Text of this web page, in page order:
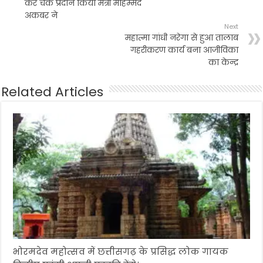
कर चेक प्रदान किया मंत्री मोहम्मद
अकबर ने
Next
महात्मा गांधी नरेगा से हुआ तालाब
गहरीकरण कार्य बना आजीविका
का केन्द्र
Related Articles
भोरमदेव महोत्सव में छत्तीसगढ़ के प्रसिद्ध लोक गायक